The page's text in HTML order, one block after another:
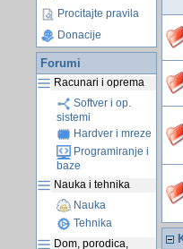
Procitajte pravila
Donacije
Forumi
Racunari i oprema
Softver i op.
sistemi
Hardver i mreze
Programiranje i
baze
Nauka i tehnika
Nauka
Tehnika
Dom, porodica,